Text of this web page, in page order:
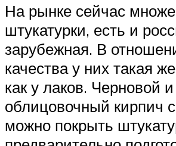
На рынке сейчас
штукатурки, есть и
зарубежная. В
качества у них такая
как у лаков. Черновой и
облицовочный кирпич
можно покрыть